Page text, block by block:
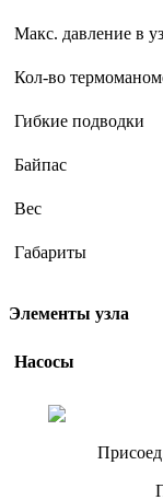
Макс. давление в
Кол-во
Гибкие подводки
Байпас
Вес
Габариты
Элементы узла
Насосы